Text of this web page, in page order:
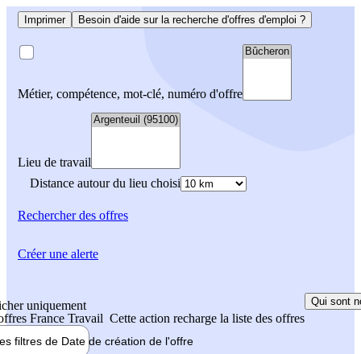
Imprimer Besoin d'aide sur la recherche d'offres d'emploi ?
Métier, compétence, mot-clé, numéro d'offre
Lieu de travail
Distance autour du lieu choisi
Rechercherdes offres
uniquement
France Travail Cette action recharge la liste des offres
Qui sont
filtres de Date de création de l'offre
Créer une alerte